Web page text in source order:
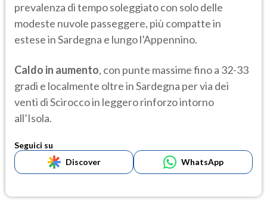
prevalenza di tempo soleggiato con solo delle
modeste nuvole passeggere, più compatte in
estese in Sardegna e lungo l’Appennino.
Caldo in aumento, con punte massime fino a 32-33
gradi e localmente oltre in Sardegna per via dei
venti di Scirocco in leggero rinforzo intorno
all’Isola.
Seguici su
Discover
WhatsApp